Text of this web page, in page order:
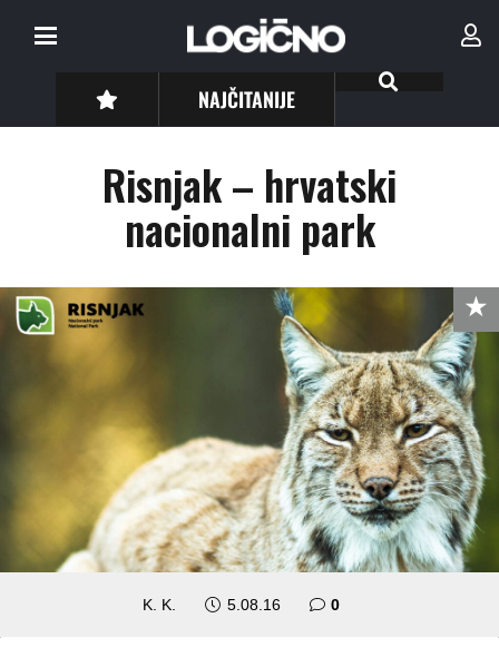
NAJČITANIJE
Risnjak – hrvatski
nacionalni park
K. K. 5.08.16 0